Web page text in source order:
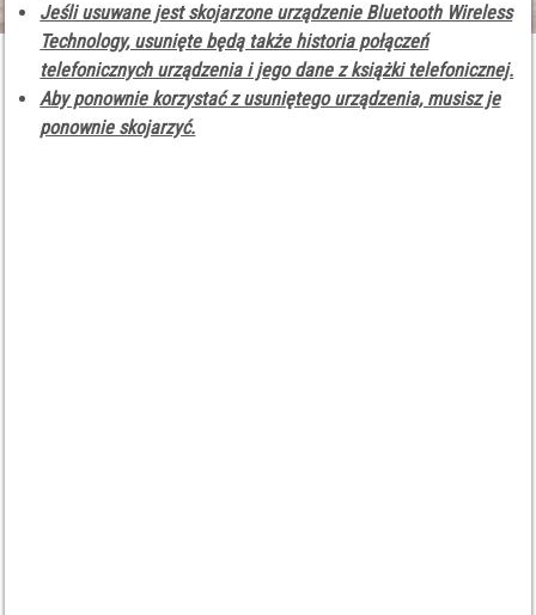
Jeśli usuwane jest skojarzone urządzenie Bluetooth Wireless
Technology, usunięte będą także historia połączeń
telefonicznych urządzenia i jego dane z książki telefonicznej.
Aby ponownie korzystać z usuniętego urządzenia, musisz je
ponownie skojarzyć.